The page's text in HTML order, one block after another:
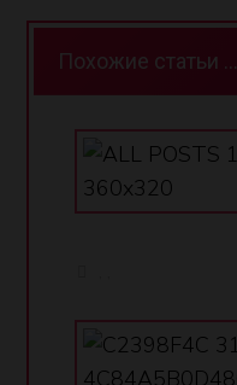
Похожие статьи ...